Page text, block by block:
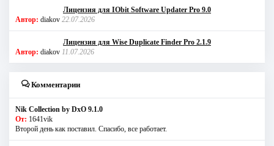
Лицензия для IObit Software Updater Pro 9.0
Автор: diakov 22.07.2026
Лицензия для Wise Duplicate Finder Pro 2.1.9
Автор: diakov 11.07.2026
Комментарии
Nik Collection by DxO 9.1.0
От: 1641vik
Второй день как поставил. Спасибо, все работает.